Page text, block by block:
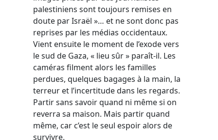
palestiniens sont toujours remises en
doute par Israël »… et ne sont donc pas
reprises par les médias occidentaux.
Vient ensuite le moment de l’exode vers
le sud de Gaza, « lieu sûr » paraît-il. Les
caméras filment alors les familles
perdues, quelques bagages à la main, la
terreur et l’incertitude dans les regards.
Partir sans savoir quand ni même si on
reverra sa maison. Mais partir quand
même, car c’est le seul espoir alors de
survivre.